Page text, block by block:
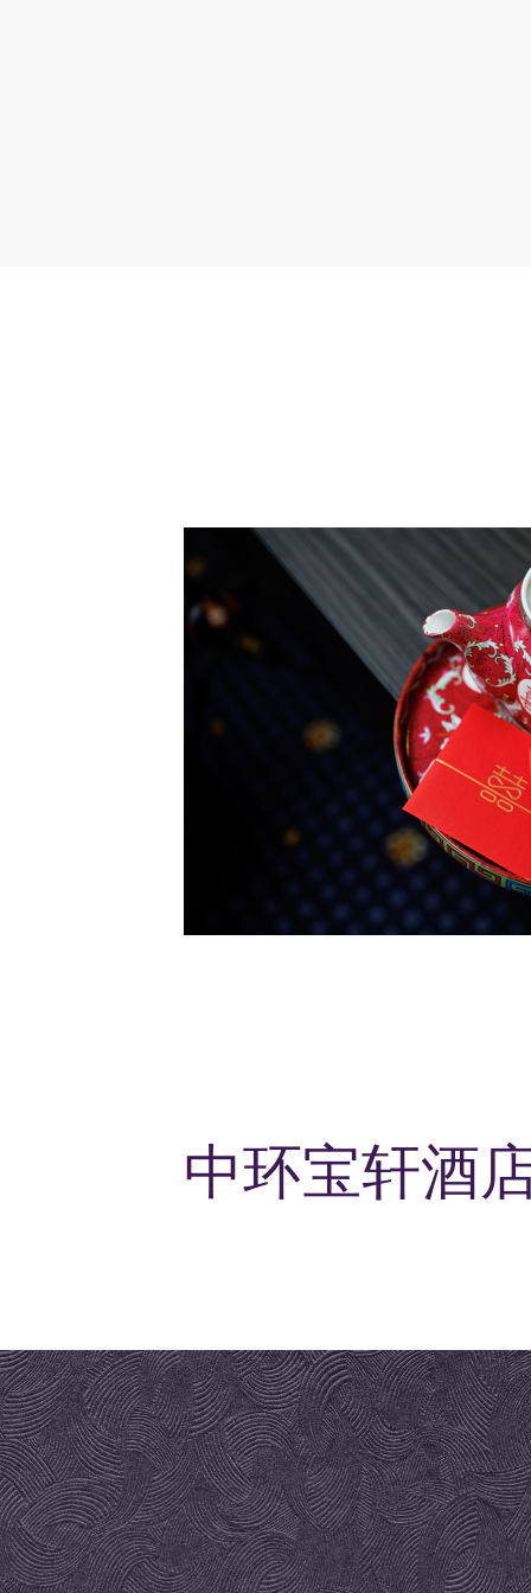
中环宝轩酒